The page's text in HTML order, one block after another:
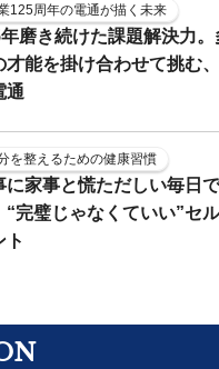
125周年の電通が描く未来
磨き続けた課題解決力。
才能を掛け合わせて挑む
通
を整えるための健康習慣
に家事と慌ただしい毎日
“完璧じゃなくていい”セ
ト